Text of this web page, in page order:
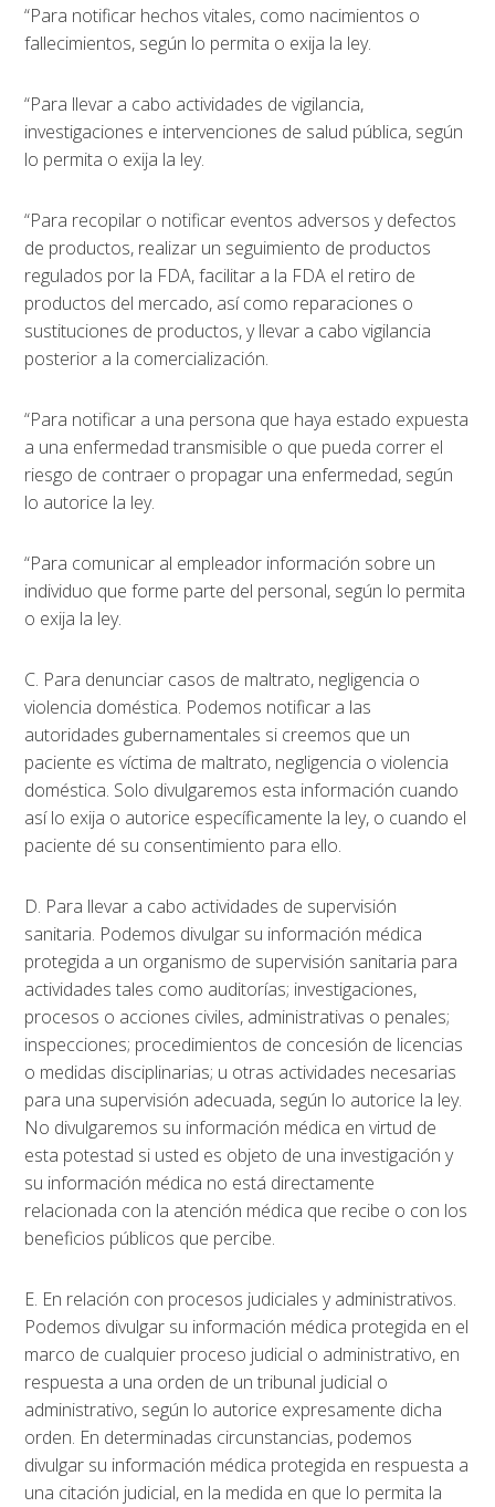
“Para notificar hechos vitales, como nacimientos o
fallecimientos, según lo permita o exija la ley.
“Para llevar a cabo actividades de vigilancia,
investigaciones e intervenciones de salud pública, según
lo permita o exija la ley.
“Para recopilar o notificar eventos adversos y defectos
de productos, realizar un seguimiento de productos
regulados por la FDA, facilitar a la FDA el retiro de
productos del mercado, así como reparaciones o
sustituciones de productos, y llevar a cabo vigilancia
posterior a la comercialización.
“Para notificar a una persona que haya estado expuesta
a una enfermedad transmisible o que pueda correr el
riesgo de contraer o propagar una enfermedad, según
lo autorice la ley.
“Para comunicar al empleador información sobre un
individuo que forme parte del personal, según lo permita
o exija la ley.
C. Para denunciar casos de maltrato, negligencia o
violencia doméstica. Podemos notificar a las
autoridades gubernamentales si creemos que un
paciente es víctima de maltrato, negligencia o violencia
doméstica. Solo divulgaremos esta información cuando
así lo exija o autorice específicamente la ley, o cuando el
paciente dé su consentimiento para ello.
D. Para llevar a cabo actividades de supervisión
sanitaria. Podemos divulgar su información médica
protegida a un organismo de supervisión sanitaria para
actividades tales como auditorías; investigaciones,
procesos o acciones civiles, administrativas o penales;
inspecciones; procedimientos de concesión de licencias
o medidas disciplinarias; u otras actividades necesarias
para una supervisión adecuada, según lo autorice la ley.
No divulgaremos su información médica en virtud de
esta potestad si usted es objeto de una investigación y
su información médica no está directamente
relacionada con la atención médica que recibe o con los
beneficios públicos que percibe.
E. En relación con procesos judiciales y administrativos.
Podemos divulgar su información médica protegida en el
marco de cualquier proceso judicial o administrativo, en
respuesta a una orden de un tribunal judicial o
administrativo, según lo autorice expresamente dicha
orden. En determinadas circunstancias, podemos
divulgar su información médica protegida en respuesta a
una citación judicial, en la medida en que lo permita la